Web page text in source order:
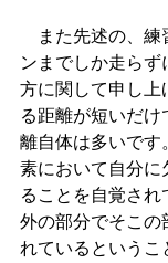
また先述の、練
ンまでしか走ら
方に関して申し上
る距離が短いだ
離自体は多いで
素において自分に
ることを自覚さ
外の部分でそこの
れているというこ